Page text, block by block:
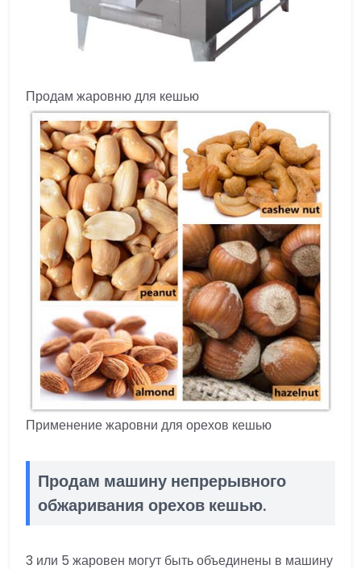
Продам жаровню для кешью
Применение жаровни для орехов кешью
Продам машину непрерывного
обжаривания орехов кешью.
3 или 5 жаровен могут быть объединены в машину